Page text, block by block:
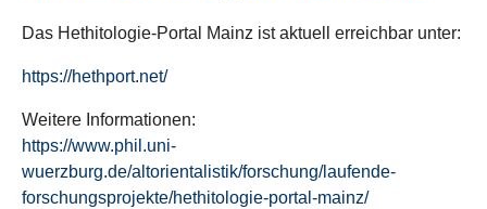
Das Hethitologie-Portal Mainz ist aktuell erreichbar unter:
https://hethport.net/
Weitere Informationen:
https://www.phil.uni-
wuerzburg.de/altorientalistik/forschung/laufende-
forschungsprojekte/hethitologie-portal-mainz/